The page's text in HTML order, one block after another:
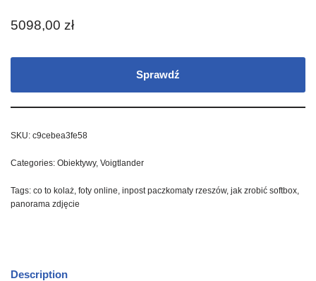
5098,00 zł
Sprawdź
SKU: c9cebea3fe58
Categories: Obiektywy, Voigtlander
Tags: co to kolaż, foty online, inpost paczkomaty rzeszów, jak zrobić softbox,
panorama zdjęcie
Description